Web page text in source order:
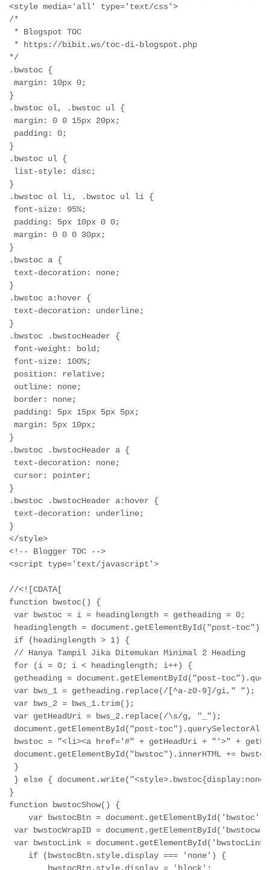
<style media='all' type='text/css'>
/*
* Blogspot TOC
* https://bibit.ws/toc-di-blogspot.php
*/
.bwstoc {
margin: 10px 0;
}
.bwstoc ol, .bwstoc ul {
margin: 0 0 15px 20px;
padding: 0;
}
.bwstoc ul {
list-style: disc;
}
.bwstoc ol li, .bwstoc ul li {
font-size: 95%;
padding: 5px 10px 0 0;
margin: 0 0 0 30px;
}
.bwstoc a {
text-decoration: none;
}
.bwstoc a:hover {
text-decoration: underline;
}
.bwstoc .bwstocHeader {
font-weight: bold;
font-size: 100%;
position: relative;
outline: none;
border: none;
padding: 5px 15px 5px 5px;
margin: 5px 10px;
}
.bwstoc .bwstocHeader a {
text-decoration: none;
cursor: pointer;
}
.bwstoc .bwstocHeader a:hover {
text-decoration: underline;
}
</style>
<!-- Blogger TOC -->
<script type='text/javascript'>
//<![CDATA[
function bwstoc() {
var bwstoc = i = headinglength = getheading = 0;
headinglength = document.getElementById("post-
if (headinglength > 1) {
// Hanya Tampil Jika Ditemukan Minimal 2 Heading
for (i = 0; i < headinglength; i++) {
getheading = document.getElementById("post-
var bws_1 = getheading.replace(/[^a-z0-9]/gi," ");
var bws_2 = bws_1.trim();
var getHeadUri = bws_2.replace(/\s/g, "_");
document.getElementById("post-
bwstoc = "<li><a href='#" + getHeadUri + "'>" +
document.getElementById("bwstoc").innerHTML +=
}
} else {
}
function bwstocShow() {
var bwstocBtn = document.getElementById('bwstoc');
var bwstocWrapID =
var bwstocLink =
if (bwstocBtn.style.display === 'none') {